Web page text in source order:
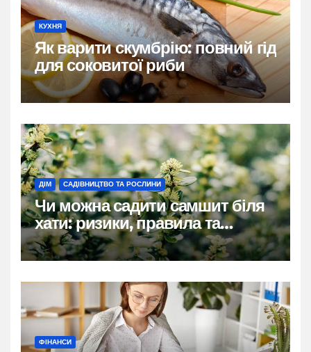
КУХНЯ
Як варити скумбрію: повний гід
для соковитої риби
ДІМ САДІВНИЦТВО ТА РОСЛИНИ
Чи можна садити самшит біля
хати: ризики, правила та
практичні рішення
ФІНАНСИ